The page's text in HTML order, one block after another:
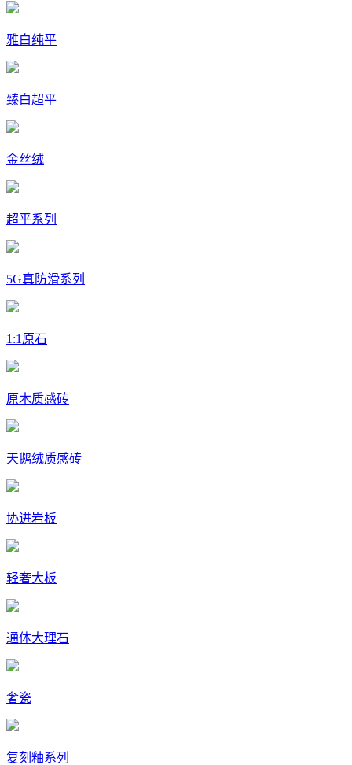
雅白纯平
臻白超平
金丝绒
超平系列
5G真防滑系列
1:1原石
原木质感砖
天鹅绒质感砖
协进岩板
轻奢大板
通体大理石
奢瓷
复刻釉系列